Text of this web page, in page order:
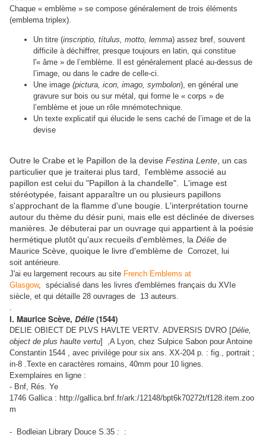
Chaque « emblème » se compose généralement de trois éléments
(emblema triplex).
Un titre (inscriptio, títulus, motto, lemma) assez bref, souvent
difficile à déchiffrer, presque toujours en latin, qui constitue
l'« âme » de l’emblème. Il est généralement placé au-dessus de
l’image, ou dans le cadre de celle-ci.
Une image (pictura, icon, imago, symbolon), en général une
gravure sur bois ou sur métal, qui forme le « corps » de
l’emblème et joue un rôle mnémotechnique.
Un texte explicatif qui élucide le sens caché de l’image et de la
devise
Outre le Crabe et le Papillon de la devise Festina Lente , un cas
particulier que je traiterai plus tard, l'emblème associé au
papillon est celui du "Papillon à la chandelle". L'image est
stéréotypée, faisant apparaître un ou plusieurs papillons
s'approchant de la flamme d'une bougie. L'interprétation tourne
autour du thème du désir puni, mais elle est déclinée de diverses
manières. Je débuterai par un ouvrage qui appartient à la poésie
hermétique plutôt qu'aux recueils d'emblèmes, la Délie de
Maurice Scève, quoique le livre d'emblème de Corrozet, lui
soit antérieure.
J'ai eu largement recours au site French Emblems at
Glasgow, spécialisé dans les livres d'emblèmes français du XVIe
siècle, et qui détaille 28 ouvrages de 13 auteurs.
I. Maurice Scève, Délie(1544)
DELIE OBIECT DE PLVS HAVLTE VERTV. ADVERSIS DVRO [Délie,
object de plus haulte vertu] ,A Lyon, chez Sulpice Sabon pour Antoine
Constantin 1544 , avec privilège pour six ans. XX-204 p. : fig., portrait ;
in-8 .Texte en caractères romains, 40mm pour 10 lignes.
Exemplaires en ligne :
- Bnf, Rés. Ye
1746 Gallica : http://gallica.bnf.fr/ark:/12148/bpt6k70272t/f128.item.zoo
m
- Bodleian Library Douce S.35 : :